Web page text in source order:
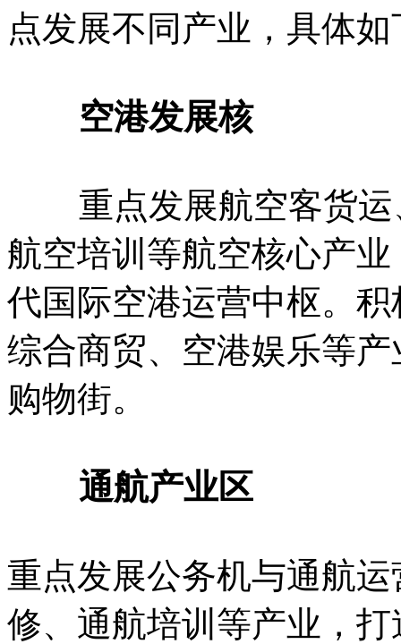
点发展不同产业，具体如
空港发展核
重点发展航空客货运
航空培训等航空核心产
代国际空港运营中枢。
综合商贸、空港娱乐等
购物街。
通航产业区
重点发展公务机与通航
修、通航培训等产业，